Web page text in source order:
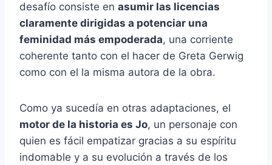
desafío consiste en asumir las licencias
claramente dirigidas a potenciar una
feminidad más empoderada, una corriente
coherente tanto con el hacer de Greta Gerwig
como con el la misma autora de la obra.
Como ya sucedía en otras adaptaciones, el
motor de la historia es Jo, un personaje con
quien es fácil empatizar gracias a su espíritu
indomable y a su evolución a través de los